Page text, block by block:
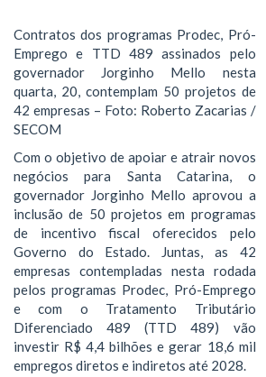
Contratos dos programas Prodec, Pró-
Emprego e TTD 489 assinados pelo
governador Jorginho Mello nesta
quarta, 20, contemplam 50 projetos de
42 empresas – Foto: Roberto Zacarias /
SECOM
Com o objetivo de apoiar e atrair novos
negócios para Santa Catarina, o
governador Jorginho Mello aprovou a
inclusão de 50 projetos em programas
de incentivo fiscal oferecidos pelo
Governo do Estado. Juntas, as 42
empresas contempladas nesta rodada
pelos programas Prodec, Pró-Emprego
e com o Tratamento Tributário
Diferenciado 489 (TTD 489) vão
investir R$ 4,4 bilhões e gerar 18,6 mil
empregos diretos e indiretos até 2028.